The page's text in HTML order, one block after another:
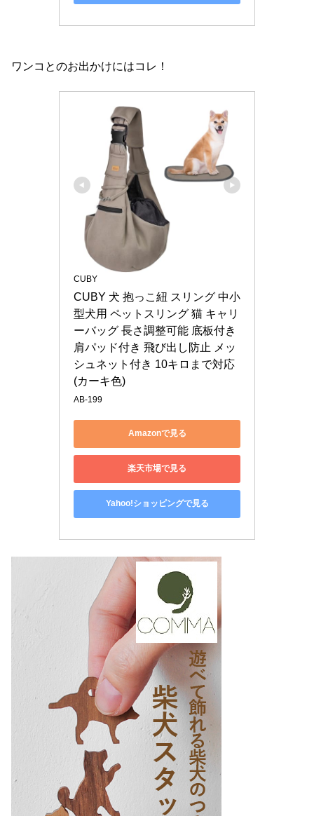
ワンコとのお出かけにはコレ！
CUBY
CUBY 犬 抱っこ紐 スリング 中小
型犬用 ペットスリング 猫 キャリ
ーバッグ 長さ調整可能 底板付き
肩パッド付き 飛び出し防止 メッ
シュネット付き 10キロまで対応
(カーキ色)
AB-199
Amazonで見る
楽天市場で見る
Yahoo!ショッピングで見る